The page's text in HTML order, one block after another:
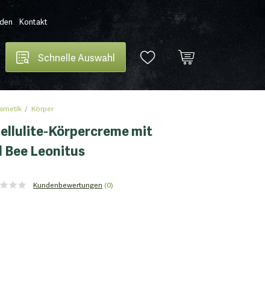
Kontakt
Schnelle Auswahl
Körper
Körpercreme mit
Bee Leonitus
Kundenbewertungen (0)